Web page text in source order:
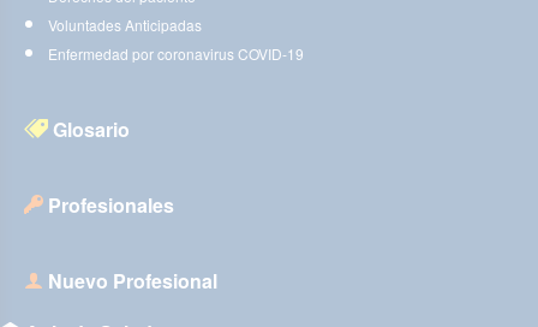
Voluntades Anticipadas
Enfermedad por coronavirus COVID-19
Glosario
Profesionales
Nuevo Profesional